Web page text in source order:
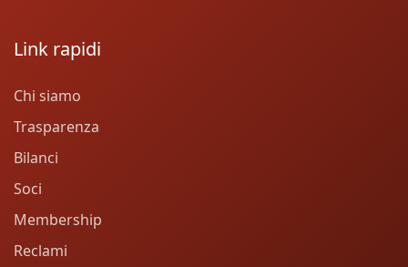
Link rapidi
Chi siamo
Trasparenza
Bilanci
Soci
Membership
Reclami